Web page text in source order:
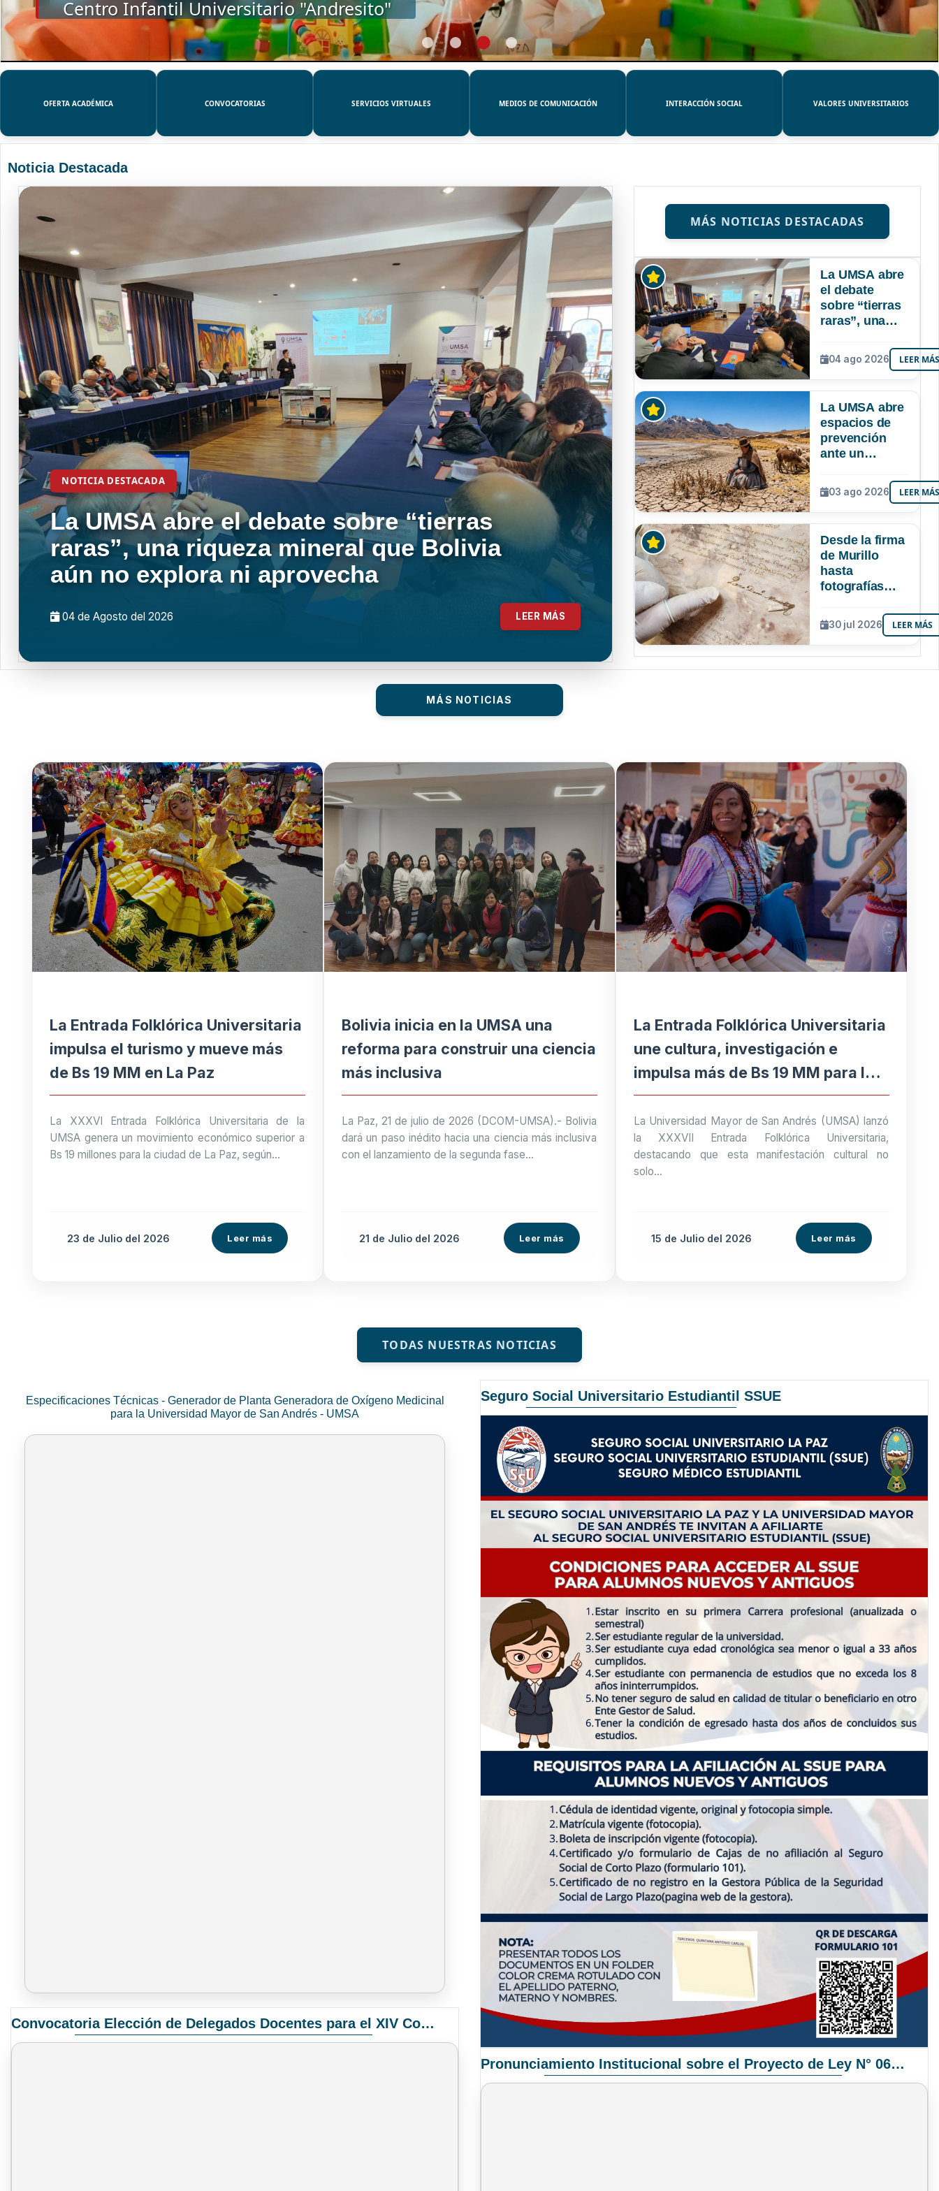
SSUE
OFERTA ACADÉMICA CONVOCATORIAS SERVICIOS VIRTUALES MEDIOS DE COMUNICACIÓN INTERACCIÓN SOCIAL VALORES UNIVERSITARIOS
Noticia Destacada
NOTICIA DESTACADA
La UMSA abre el debate sobre “tierras
raras”, una riqueza mineral que Bolivia
aún no explora ni aprovecha
04 de Agosto del 2026 LEER MÁS
MÁS NOTICIAS DESTACADAS
La UMSA abre
el debate
sobre “tierras
raras”, una
mineral que
Bolivia aún no
explora ni
04 ago 2026 LEER
La UMSA abre
espacios de
prevención
ante un
Niño que
podría superar
a los tres
Bolivia
03 ago 2026 LEER
Desde la firma
de Murillo
hasta
fotografías
UMSA
resguarda 6
joyas de la
30 jul 2026 LEER MÁS
MÁS NOTICIAS
La Entrada Folklórica Universitaria
impulsa el turismo y mueve más
de Bs 19 MM en La Paz
La XXXVI Entrada Folklórica Universitaria de la
UMSA genera un movimiento económico superior a
Bs 19 millones para la ciudad de La Paz, según...
23 de Julio del 2026 Leer más
Bolivia inicia en la UMSA una
reforma para construir una ciencia
más inclusiva
La Paz, 21 de julio de 2026 (DCOM-UMSA).- Bolivia
dará un paso inédito hacia una ciencia más inclusiva
con el lanzamiento de la segunda fase...
21 de Julio del 2026 Leer más
La Entrada Folklórica Universitaria
une cultura, investigación e
impulsa más de Bs 19 MM para la
economía paceña
La Universidad Mayor de San Andrés (UMSA) lanzó
la XXXVII Entrada Folklórica Universitaria,
destacando que esta manifestación cultural no
solo...
15 de Juliodel 2026 Leer más
TODAS NUESTRAS NOTICIAS
Especificaciones Técnicas - Generador de Planta Generadora de Oxígeno Medicinal
para la Universidad Mayor de San Andrés - UMSA
Convocatoria Elección de Delegados Docentes para el XIV Congreso Nacional de Universidades
Seguro Social Universitario Estudiantil SSUE
Pronunciamiento Institucional sobre el Proyecto de Ley N° 068/2025-2026 C.S.